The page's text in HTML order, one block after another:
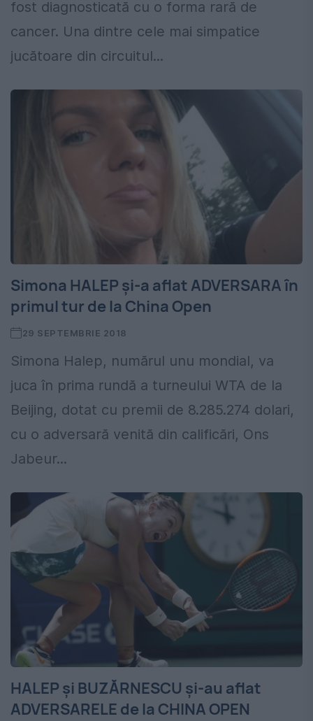
fost diagnosticată cu o forma rară de
cancer. Una dintre cele mai simpatice
jucătoare din circuitul...
Simona HALEP și-a aflat ADVERSARA în
primul tur de la China Open
29 SEPTEMBRIE 2018
Simona Halep, numărul unu mondial, va
juca în prima rundă a turneului WTA de la
Beijing, dotat cu premii de 8.285.274 dolari,
cu o adversară venită din calificări, Ons
Jabeur...
HALEP și BUZĂRNESCU și-au aflat
ADVERSARELE de la CHINA OPEN